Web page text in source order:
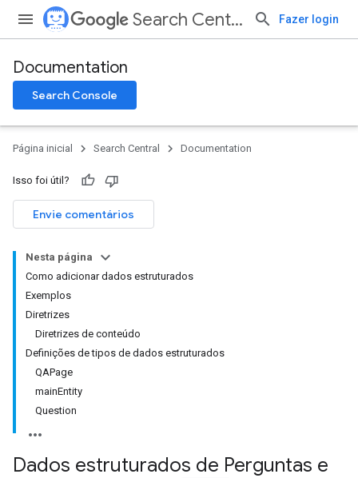
Search Central Fazer login
Documentation
Search Console
Página inicial Search Central Documentation
Isso foi útil?
Envie comentários
Nesta página
Como adicionar dados estruturados
Exemplos
Diretrizes
Diretrizes de conteúdo
Definições de tipos de dados estruturados
QAPage
mainEntity
Question
Dados estruturados de Perguntas e